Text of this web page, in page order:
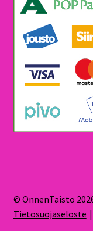
© OnnenTaisto
Tietosuojaseloste